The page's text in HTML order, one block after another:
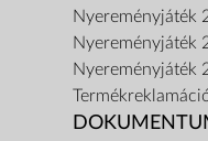
Nyereményjáték
Nyereményjáték
Nyereményjáték